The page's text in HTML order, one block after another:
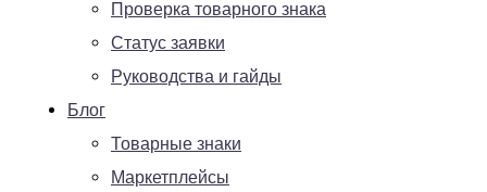
Проверка товарного знака
Статус заявки
Руководства и гайды
Блог
Товарные знаки
Маркетплейсы